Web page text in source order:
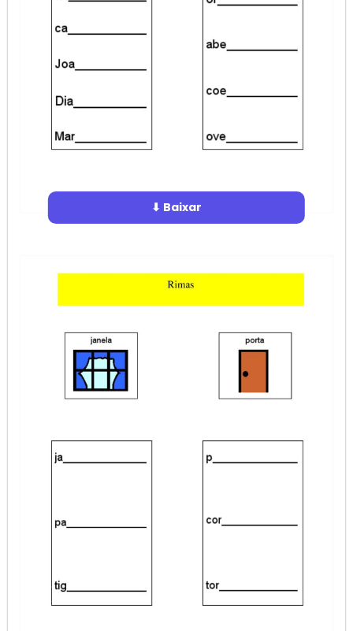
⬇ Baixar